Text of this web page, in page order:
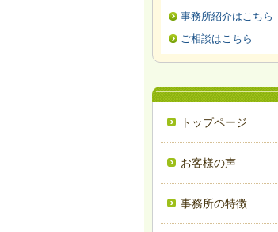
事務所紹介はこちら
ご相談はこちら
トップページ
お客様の声
事務所の特徴